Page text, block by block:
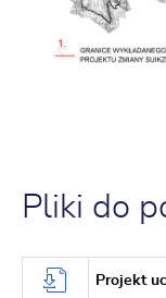
Pliki do
Projekt